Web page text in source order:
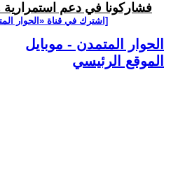
فشاركونا في دعم استمرارية
[اشترك في قناة ‫«الحوار
الحوار المتمدن - موبايل
الموقع الرئيسي